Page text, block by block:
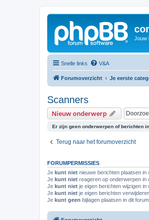
Jouw
Snelle links V&A
Forumoverzicht Je eerste
Scanners
Nieuw onderwerp
Er zijn geen onderwerpen of berichten
Terug naar het forumoverzicht
FORUMPERMISSIES
Je kunt niet nieuwe berichten plaatsen in
Je kunt niet reageren op onderwerpen in
Je kunt niet je eigen berichten wijzigen in
Je kunt niet je eigen berichten
Je kunt geen bijlagen plaatsen in dit forum